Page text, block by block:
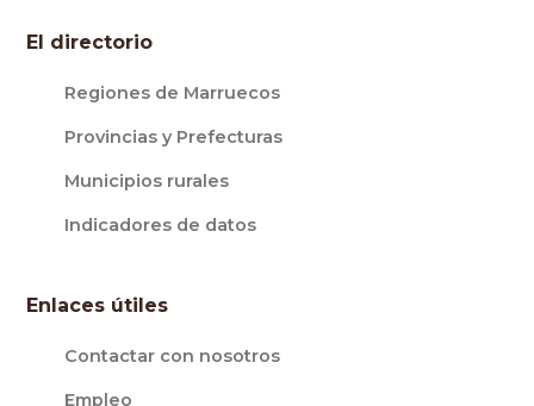
El directorio
Regiones de Marruecos
Provincias y Prefecturas
Municipios rurales
Indicadores de datos
Enlaces útiles
Contactar con nosotros
Empleo